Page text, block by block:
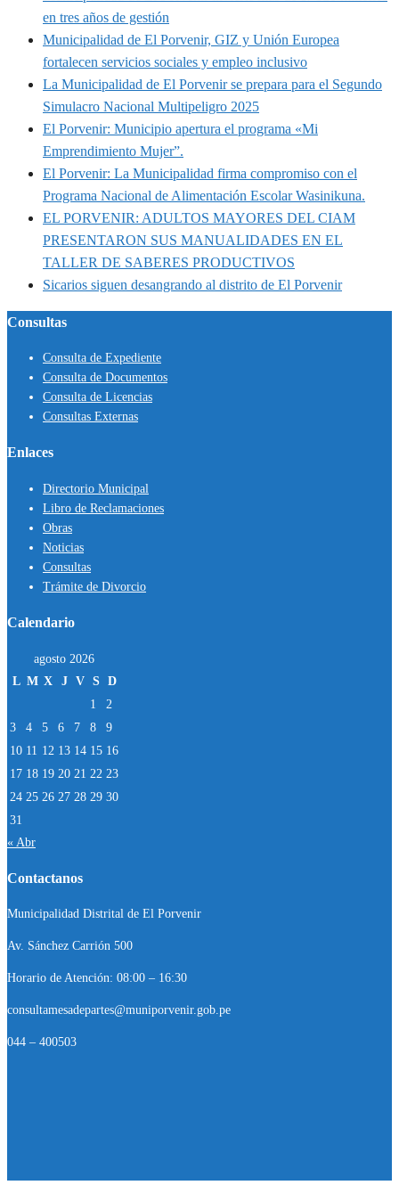
en tres años de gestión
Municipalidad de El Porvenir, GIZ y Unión Europea
fortalecen servicios sociales y empleo inclusivo
La Municipalidad de El Porvenir se prepara para el Segundo
Simulacro Nacional Multipeligro 2025
El Porvenir: Municipio apertura el programa «Mi
Emprendimiento Mujer”.
El Porvenir: La Municipalidad firma compromiso con el
Programa Nacional de Alimentación Escolar Wasinikuna.
EL PORVENIR: ADULTOS MAYORES DEL CIAM
PRESENTARON SUS MANUALIDADES EN EL
TALLER DE SABERES PRODUCTIVOS
Sicarios siguen desangrando al distrito de El Porvenir
Consultas
Consulta de Expediente
Consulta de Documentos
Consulta de Licencias
Consultas Externas
Enlaces
Directorio Municipal
Libro de Reclamaciones
Obras
Noticias
Consultas
Trámite de Divorcio
Calendario
agosto 2026
L M X J V S D
1
2
3
4 5 6 7 8
9
10 11 12 13 14 15 16
17 18 19 20 21 22 23
24 25 26 27 28 29 30
31
« Abr
Contactanos
Municipalidad Distrital de El Porvenir
Av. Sánchez Carrión 500
Horario de Atención: 08:00 – 16:30
consultamesadepartes@muniporvenir.gob.pe
044 – 400503